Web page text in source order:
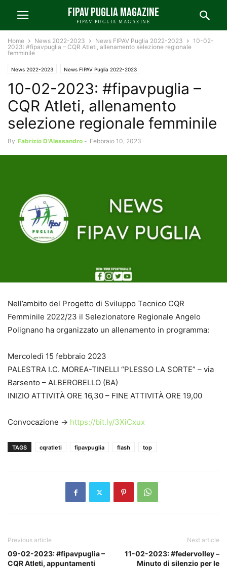
FIPAV PUGLIA MAGAZINE
FIPAV PUGLIA MAGAZINE
Home News 2022-2023 News FIPAV Puglia 2022-2023
10-02-
2023: #fipavpuglia – CQR Atleti, allenamento selezione regionale
femminile
News 2022-2023 News FIPAV Puglia 2022-2023
10-02-2023: #fipavpuglia –
CQR Atleti, allenamento
selezione regionale femminile
By Fabrizio D'Alessandro - Febbraio 10, 2023
Nell’ambito del Progetto di Sviluppo Tecnico CQR
Femminile 2022/23 il Selezionatore Regionale Angelo
Polignano ha organizzato un allenamento in programma:
Mercoledì 15 febbraio 2023
PALESTRA I.C. MOREA-TINELLI “PLESSO LA SORTE” – via
Barsento – ALBEROBELLO (BA)
INIZIO ATTIVITÀ ORE 16,30 – FINE ATTIVITÀ ORE 19,00
Convocazione -> https://bit.ly/3XiCxux
TAGS cqratleti fipavpuglia flash top
Previous article
09-02-2023: #fipavpuglia –
CQR Atleti, appuntamenti
Next article
11-02-2023: #federvolley –
Minuto di silenzio per le